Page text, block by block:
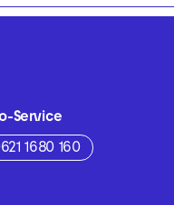
Service
1680 160